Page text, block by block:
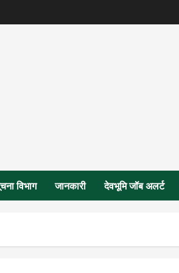
विभाग जानकारी देवभूमि जॉब अलर्ट